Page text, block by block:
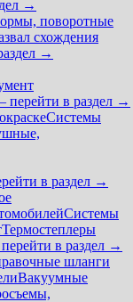
→
поворотные
схождения
→
перейти в раздел →
Системы
в раздел →
Системы
Термостеплеры
в раздел →
шланги
Вакуумные